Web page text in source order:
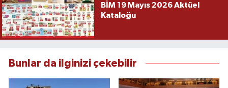
BİM 19 Mayıs 2026 Aktüel
Kataloğu
Bunlar da ilginizi çekebilir